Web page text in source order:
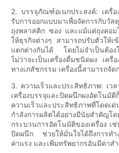
2. บรรจุภัณฑ์อเนกประสงค์: เครื่อ
รับการออกแบบมาเพื่อจัดการกับวั
ถุงพลาสติก ซอง และแม้แต่ถุงคอ
ให้ธุรกิจต่างๆ สามารถปรับตัวให้
แตกต่างกันได้ โดยไม่จำเป็นต้อง
ไม่ว่าจะเป็นเครื่องดื่มชนิดผง เค
ทางเภสัชกรรม เครื่องนี้สามารถจัด
3. ความเร็วและประสิทธิภาพ: เว
เครื่องบรรจุและปิดผนึกผงอัตโนมัติ
ความเร็วและประสิทธิภาพที่โดดเ
กำลังการผลิตได้อย่างมีนัยสำคัญโ
กระบวนการอัตโนมัติของเครื่อง เ
ปิดผนึก ช่วยให้มั่นใจได้ถึงการท
ค่าแรง และเพิ่มทรัพยากรอันมีค่าส